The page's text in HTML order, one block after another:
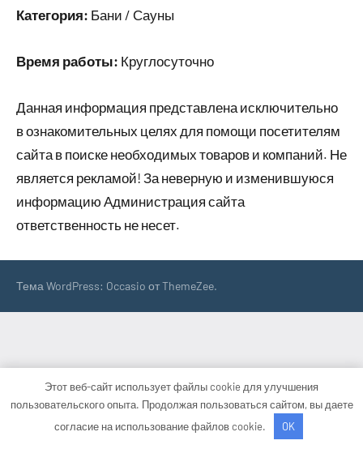
Категория: Бани / Сауны
Время работы: Круглосуточно
Данная информация представлена исключительно
в ознакомительных целях для помощи посетителям
сайта в поиске необходимых товаров и компаний. Не
является рекламой! За неверную и изменившуюся
информацию Администрация сайта
ответственность не несет.
Тема WordPress: Occasio от ThemeZee.
Этот веб-сайт использует файлы cookie для улучшения
пользовательского опыта. Продолжая пользоваться сайтом, вы даете
согласие на использование файлов cookie.
OK